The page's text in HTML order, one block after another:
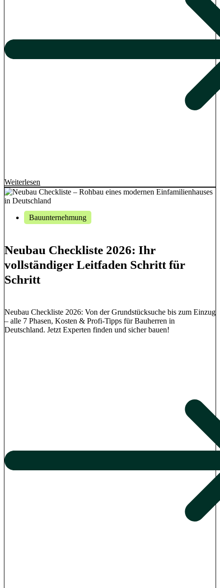
Weiterlesen
Bauunternehmung
Neubau Checkliste 2026: Ihr
vollständiger Leitfaden Schritt für
Schritt
Neubau Checkliste 2026: Von der Grundstücksuche bis zum Einzug
– alle 7 Phasen, Kosten & Profi-Tipps für Bauherren in
Deutschland. Jetzt Experten finden und sicher bauen!